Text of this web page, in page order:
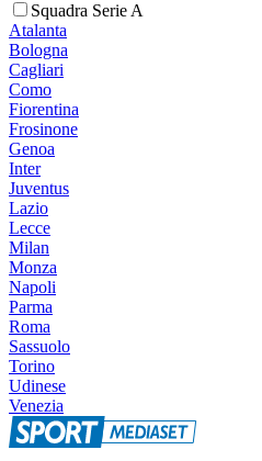
Squadra Serie A
Atalanta
Bologna
Cagliari
Como
Fiorentina
Frosinone
Genoa
Inter
Juventus
Lazio
Lecce
Milan
Monza
Napoli
Parma
Roma
Sassuolo
Torino
Udinese
Venezia